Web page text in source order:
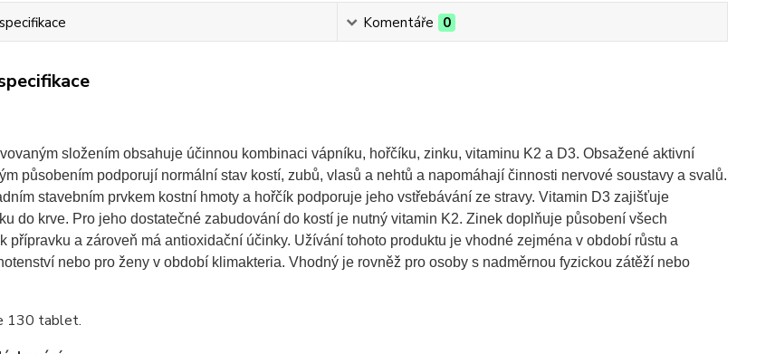
Komentáře 0
složením obsahuje účinnou kombinaci vápníku, hořčíku, zinku, vitaminu K2 a D3. Obsažené aktivní
působením podporují normální stav kostí, zubů, vlasů a nehtů a napomáhají činnosti nervové soustavy a svalů.
stavebním prvkem kostní hmoty a hořčík podporuje jeho vstřebávání ze stravy. Vitamin D3 zajišťuje
do krve. Pro jeho dostatečné zabudování do kostí je nutný vitamin K2. Zinek doplňuje působení všech
přípravku a zároveň má antioxidační účinky. Užívání tohoto produktu je vhodné zejména v období růstu a
nebo pro ženy v období klimakteria. Vhodný je rovněž pro osoby s nadměrnou fyzickou zátěží nebo
130 tablet.